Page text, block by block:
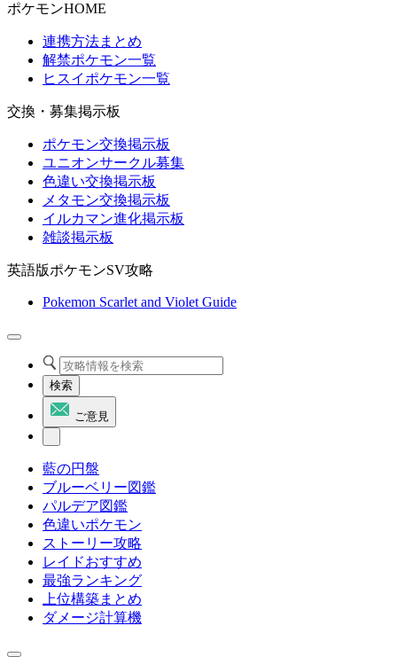
ポケモンHOME
連携方法まとめ
解禁ポケモン一覧
ヒスイポケモン一覧
交換・募集掲示板
ポケモン交換掲示板
ユニオンサークル募集
色違い交換掲示板
メタモン交換掲示板
イルカマン進化掲示板
雑談掲示板
英語版ポケモンSV攻略
Pokemon Scarlet and Violet Guide
検索
ご意見
藍の円盤
ブルーベリー図鑑
パルデア図鑑
色違いポケモン
ストーリー攻略
レイドおすすめ
最強ランキング
上位構築まとめ
ダメージ計算機